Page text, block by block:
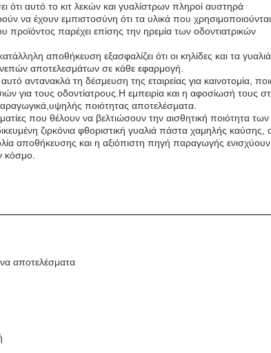
ότι αυτό το κιτ λεκών και γυαλίστρων πληροί αυστηρά
να έχουν εμπιστοσύνη ότι τα υλικά που χρησιμοποιούνται
παρέχει επίσης την ηρεμία των οδοντιατρικών
αποθήκευση εξασφαλίζει ότι οι κηλίδες και τα γυαλιά
αποτελεσμάτων σε κάθε εφαρμογή.
αντανακλά τη δέσμευση της εταιρείας για καινοτομία,
για τους οδοντίατρους.Η εμπειρία και η αφοσίωσή τους
ποιότητας αποτελέσματα.
που θέλουν να βελτιώσουν την αισθητική ποιότητα των
ζιρκόνια φθοριστική γυαλιά πάστα χαμηλής καύσης,
αποθήκευσης και η αξιόπιστη πηγή παραγωγής ενισχύουν
κόσμο.
αποτελέσματα